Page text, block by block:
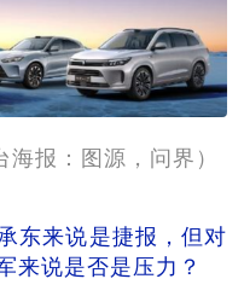
报：图源，问界）
东来说是捷报，但对
来说是否是压力？